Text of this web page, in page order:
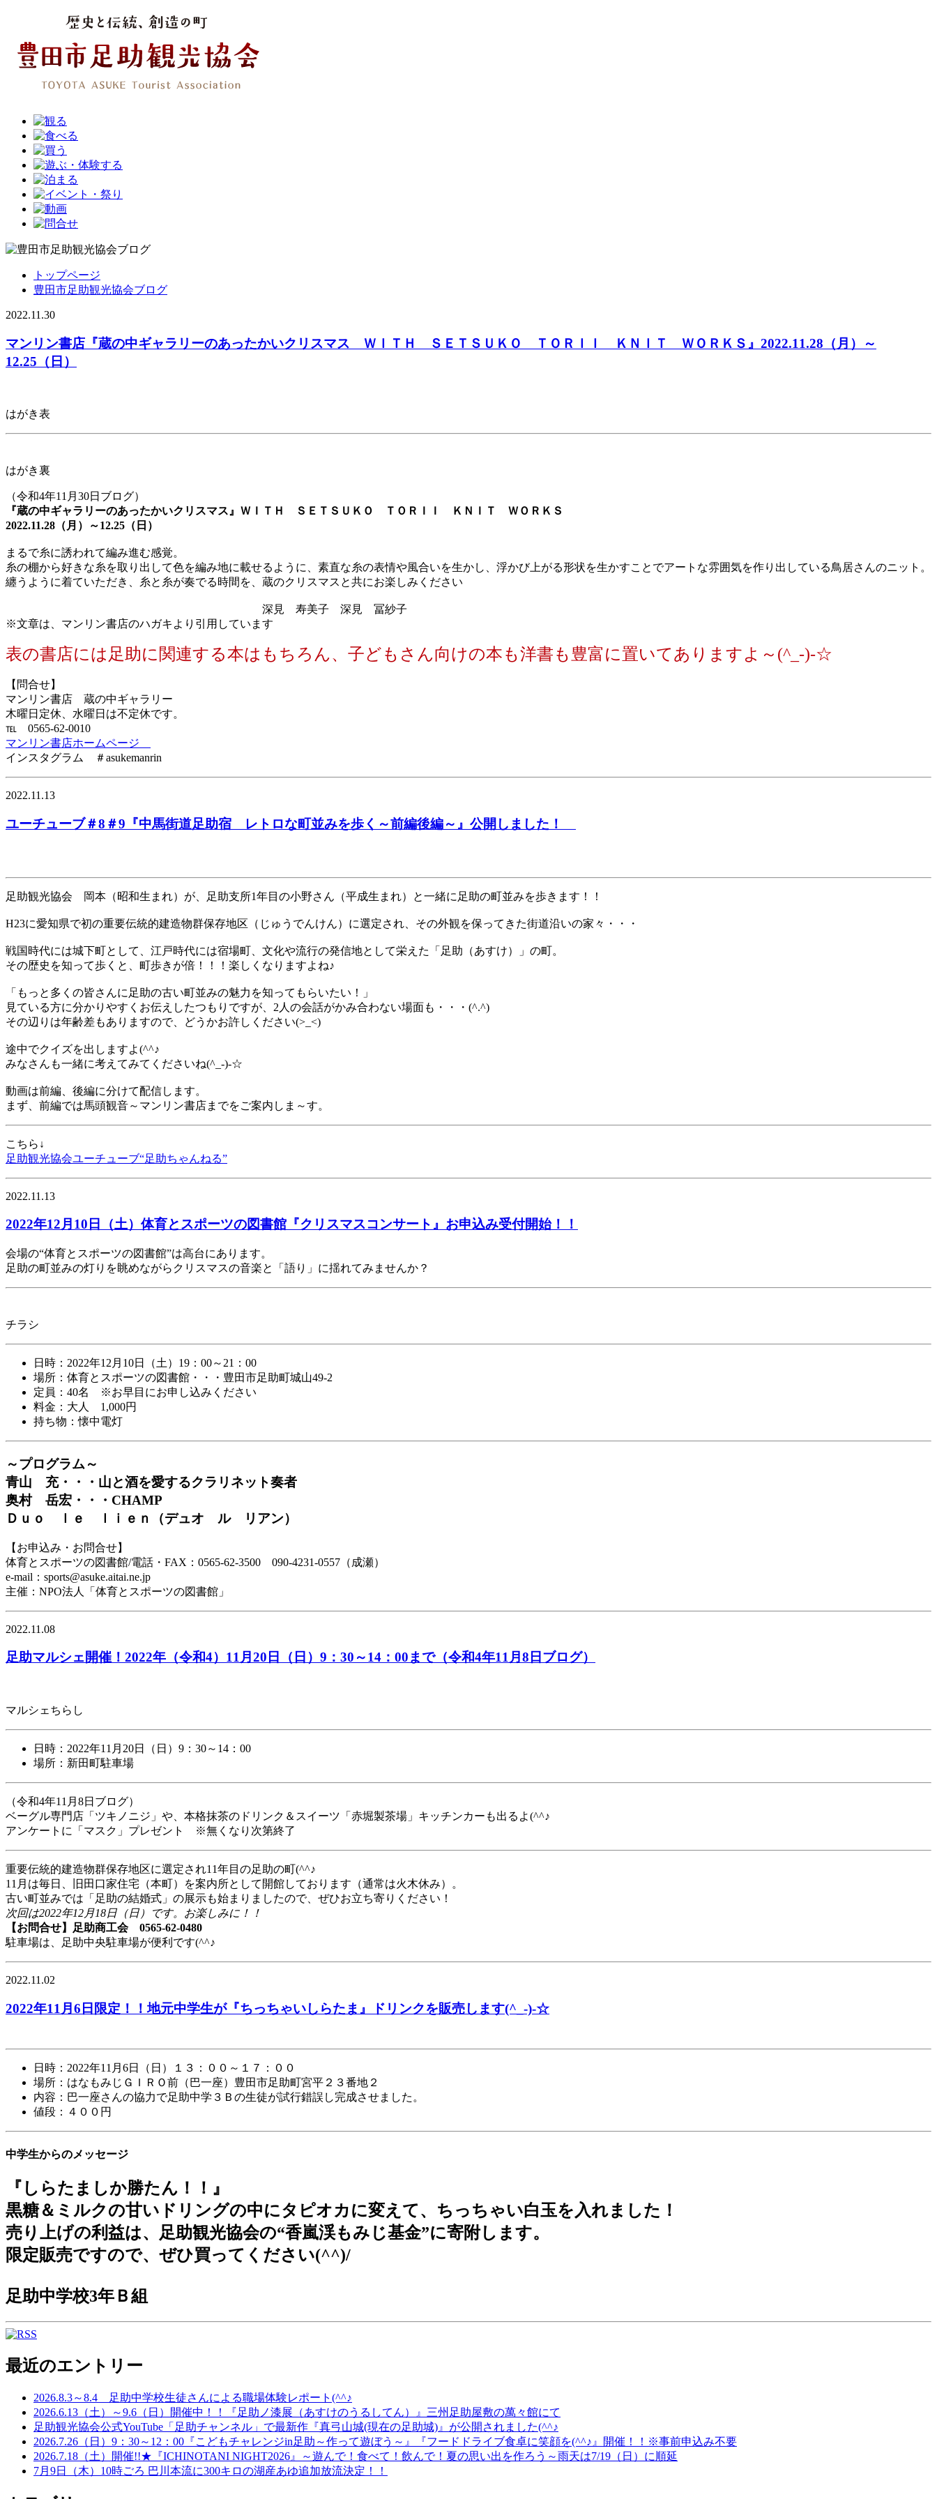
トップページ
豊田市足助観光協会ブログ
2022.11.30
マンリン書店『蔵の中ギャラリーのあったかいクリスマス ＷＩＴＨ ＳＥＴＳＵＫＯ ＴＯＲＩＩ ＫＮＩＴ ＷＯＲＫＳ』2022.11.28（月）～
12.25（日）
はがき表
はがき裏
（令和4年11月30日ブログ）
『蔵の中ギャラリーのあったかいクリスマス』ＷＩＴＨ ＳＥＴＳＵＫＯ ＴＯＲＩＩ ＫＮＩＴ ＷＯＲＫＳ
2022.11.28（月）～12.25（日）
まるで糸に誘われて編み進む感覚。
糸の棚から好きな糸を取り出して色を編み地に載せるように、素直な糸の表情や風合いを生かし、浮かび上がる形状を生かすことでアートな雰囲気を作り出している鳥居さんのニット。
纏うように着ていただき、糸と糸が奏でる時間を、蔵のクリスマスと共にお楽しみください
深見 寿美子 深見 冨紗子
※文章は、マンリン書店のハガキより引用しています
表の書店には足助に関連する本はもちろん、子どもさん向けの本も洋書も豊富に置いてありますよ～(^_-)-☆
【問合せ】
マンリン書店 蔵の中ギャラリー
木曜日定休、水曜日は不定休です。
℡ 0565-62-0010
マンリン書店ホームページ
インスタグラム ＃asukemanrin
2022.11.13
ユーチューブ＃8＃9『中馬街道足助宿 レトロな町並みを歩く～前編後編～』公開しました！
足助観光協会 岡本（昭和生まれ）が、足助支所1年目の小野さん（平成生まれ）と一緒に足助の町並みを歩きます！！
H23に愛知県で初の重要伝統的建造物群保存地区（じゅうでんけん）に選定され、その外観を保ってきた街道沿いの家々・・・
戦国時代には城下町として、江戸時代には宿場町、文化や流行の発信地として栄えた「足助（あすけ）」の町。
その歴史を知って歩くと、町歩きが倍！！！楽しくなりますよね♪
「もっと多くの皆さんに足助の古い町並みの魅力を知ってもらいたい！」
見ている方に分かりやすくお伝えしたつもりですが、2人の会話がかみ合わない場面も・・・(^.^)
その辺りは年齢差もありますので、どうかお許しください(>_<)
途中でクイズを出しますよ(^^♪
みなさんも一緒に考えてみてくださいね(^_-)-☆
動画は前編、後編に分けて配信します。
まず、前編では馬頭観音～マンリン書店までをご案内しま～す。
こちら↓
足助観光協会ユーチューブ“足助ちゃんねる”
2022.11.13
2022年12月10日（土）体育とスポーツの図書館『クリスマスコンサート』お申込み受付開始！！
会場の“体育とスポーツの図書館”は高台にあります。
足助の町並みの灯りを眺めながらクリスマスの音楽と「語り」に揺れてみませんか？
チラシ
日時：2022年12月10日（土）19：00～21：00
場所：体育とスポーツの図書館・・・豊田市足助町城山49-2
定員：40名 ※お早目にお申し込みください
料金：大人 1,000円
持ち物：懐中電灯
～プログラム～
青山 充・・・山と酒を愛するクラリネット奏者
奥村 岳宏・・・CHAMP
Ｄｕｏ ｌｅ ｌｉｅｎ（デュオ ル リアン）
【お申込み・お問合せ】
体育とスポーツの図書館/電話・FAX：0565-62-3500 090-4231-0557（成瀬）
e-mail：sports@asuke.aitai.ne.jp
主催：NPO法人「体育とスポーツの図書館」
2022.11.08
足助マルシェ開催！2022年（令和4）11月20日（日）9：30～14：00まで（令和4年11月8日ブログ）
マルシェちらし
日時：2022年11月20日（日）9：30～14：00
場所：新田町駐車場
（令和4年11月8日ブログ）
ベーグル専門店「ツキノニジ」や、本格抹茶のドリンク＆スイーツ「赤堀製茶場」キッチンカーも出るよ(^^♪
アンケートに「マスク」プレゼント ※無くなり次第終了
重要伝統的建造物群保存地区に選定され11年目の足助の町(^^♪
11月は毎日、旧田口家住宅（本町）を案内所として開館しております（通常は火木休み）。
古い町並みでは「足助の結婚式」の展示も始まりましたので、ぜひお立ち寄りください！
次回は2022年12月18日（日）です。お楽しみに！！
【お問合せ】足助商工会 0565-62-0480
駐車場は、足助中央駐車場が便利です(^^♪
2022.11.02
2022年11月6日限定！！地元中学生が『ちっちゃいしらたま』ドリンクを販売します(^_-)-☆
日時：2022年11月6日（日）１３：００～１７：００
場所：はなもみじＧＩＲＯ前（巴一座）豊田市足助町宮平２３番地２
内容：巴一座さんの協力で足助中学３Ｂの生徒が試行錯誤し完成させました。
値段：４００円
中学生からのメッセージ
『しらたましか勝たん！！』
黒糖＆ミルクの甘いドリングの中にタピオカに変えて、ちっちゃい白玉を入れました！
売り上げの利益は、足助観光協会の“香嵐渓もみじ基金”に寄附します。
限定販売ですので、ぜひ買ってください(^^)/
足助中学校3年Ｂ組
最近のエントリー
2026.8.3～8.4 足助中学校生徒さんによる職場体験レポート(^^♪
2026.6.13（土）～9.6（日）開催中！！『足助ノ漆展（あすけのうるしてん）』三州足助屋敷の萬々館にて
足助観光協会公式YouTube「足助チャンネル」で最新作『真弓山城(現在の足助城)』が公開されました(^^♪
2026.7.26（日）9：30～12：00『こどもチャレンジin足助～作って遊ぼう～』『フードドライブ食卓に笑顔を(^^♪』開催！！※事前申込み不要
2026.7.18（土）開催!!★『ICHINOTANI NIGHT2026』～遊んで！食べて！飲んで！夏の思い出を作ろう～雨天は7/19（日）に順延
7月9日（木）10時ごろ 巴川本流に300キロの湖産あゆ追加放流決定！！